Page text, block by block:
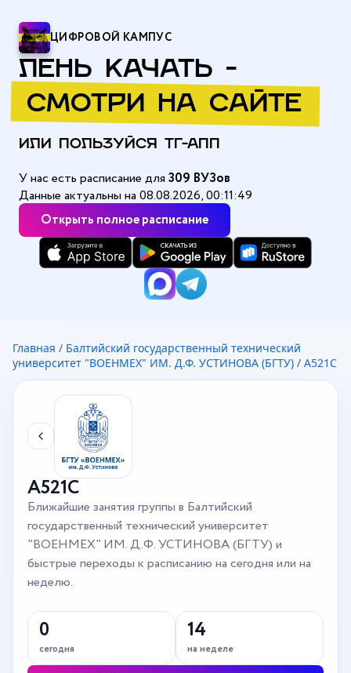
ЦИФРОВОЙ КАМПУС
ЛЕНЬ КАЧАТЬ -
СМОТРИ НА САЙТЕ
ИЛИ ПОЛЬЗУЙСЯ ТГ-АПП
Открыть полное расписание
У нас есть расписание для 309 ВУЗов
Данные актуальны на 08.08.2026, 00:11:49
Главная / Балтийский государственный технический
университет "ВОЕНМЕХ" ИМ. Д.Ф. УСТИНОВА (БГТУ) / А521С
А521С
Ближайшие занятия группы в Балтийский
государственный технический университет
"ВОЕНМЕХ" ИМ. Д.Ф. УСТИНОВА (БГТУ) и
быстрые переходы к расписанию на сегодня или на
неделю.
0
сегодня
14
на неделе